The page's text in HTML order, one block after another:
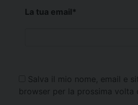
La tua email*
Salva il mio nome, email e
browser per la prossima volta